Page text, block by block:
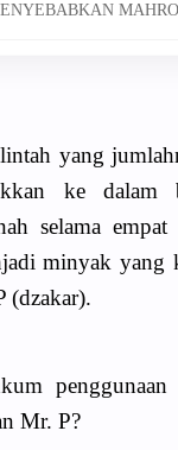
yang
ke dalam
selama
minyak yang
(dzakar).
Mr. P?